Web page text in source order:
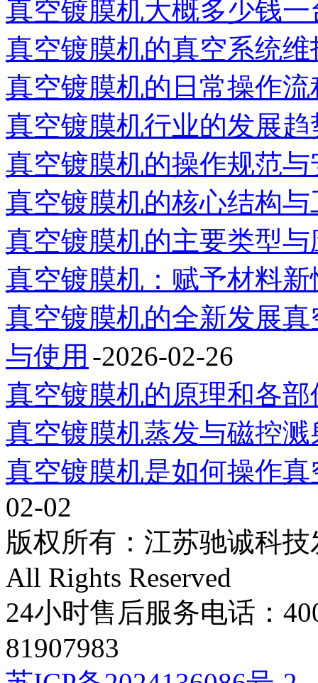
真空镀膜机大概多少钱一
真空镀膜机的真空系统维
真空镀膜机的日常操作流
真空镀膜机行业的发展
真空镀膜机的操作规范
真空镀膜机的核心结构
真空镀膜机的主要类型
真空镀膜机：赋予材料
真空镀膜机的全新发展
与使用 -2026-02-26
真空镀膜机的原理和各部
真空镀膜机蒸发与磁控
真空镀膜机是如何操作
02-02
版权所有：江苏驰诚科
All Rights Reserved
24小时售后服务电话：
81907983